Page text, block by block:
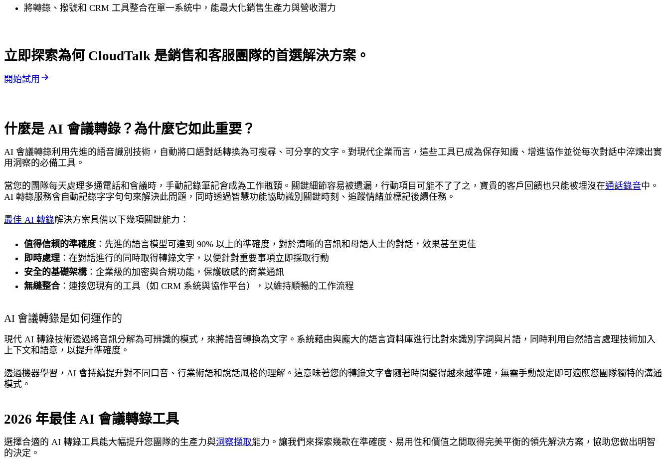
將轉錄、撥號和 CRM 工具整合在單一系統中，能最大化銷售生產力與營收潛力
立即探索為何 CloudTalk 是銷售和客服團隊的首選解決方案。
開始試用
什麼是 AI 會議轉錄？為什麼它如此重要？
AI 會議轉錄利用先進的語音識別技術，自動將口語對話轉換為可搜尋、可分享的文字。對現代企業而言，這些工具已成為保存知識、增進協作並從每次對話中淬煉出實
用洞察的必備工具。
當您的團隊每天處理多通電話和會議時，手動記錄筆記會成為工作瓶頸。關鍵細節容易被遺漏，行動項目可能不了了之，寶貴的客戶回饋也只能被埋沒在通話錄音中。
AI 轉錄服務會自動記錄字字句句來解決此問題，同時透過智慧功能協助識別關鍵時刻、追蹤情緒並標記後續任務。
最佳 AI 轉錄解決方案具備以下幾項關鍵能力：
值得信賴的準確度：先進的語言模型可達到 90% 以上的準確度，對於清晰的音訊和母語人士的對話，效果甚至更佳
即時處理：在對話進行的同時取得轉錄文字，以便針對重要事項立即採取行動
安全的基礎架構：企業級的加密與合規功能，保護敏感的商業通訊
無縫整合：連接您現有的工具（如 CRM 系統與協作平台），以維持順暢的工作流程
AI 會議轉錄是如何運作的
現代 AI 轉錄技術透過將音訊分解為可辨識的模式，來將語音轉換為文字。系統藉由與龐大的語言資料庫進行比對來識別字詞與片語，同時利用自然語言處理技術加入
上下文和語意，以提升準確度。
透過機器學習，AI 會持續提升對不同口音、行業術語和說話風格的理解。這意味著您的轉錄文字會隨著時間變得越來越準確，無需手動設定即可適應您團隊獨特的溝通
模式。
2026 年最佳 AI 會議轉錄工具
選擇合適的 AI 轉錄工具能大幅提升您團隊的生產力與洞察擷取能力。讓我們來探索幾款在準確度、易用性和價值之間取得完美平衡的領先解決方案，協助您做出明智
的決定。